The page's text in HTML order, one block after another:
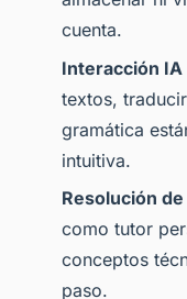
cuenta.
Interacción IA
textos,
gramática
intuitiva.
Resolución
como tutor
conceptos
paso.